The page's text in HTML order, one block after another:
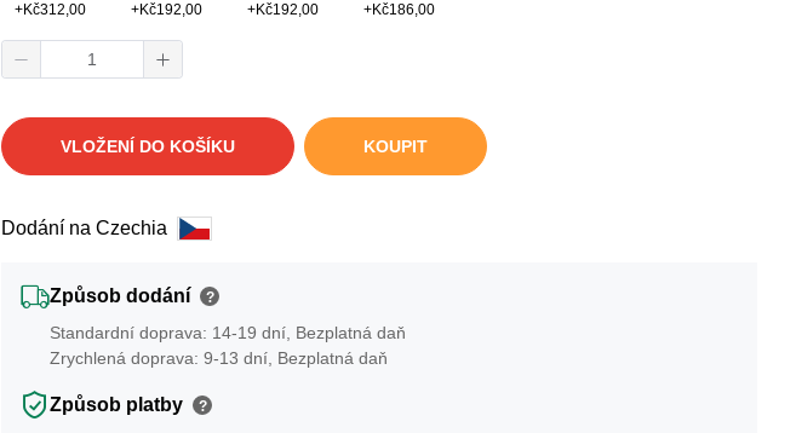
+Kč312,00 +Kč192,00 +Kč192,00 +Kč186,00
VLOŽENÍ DO KOŠÍKU KOUPIT
Dodání na Czechia
Způsob dodání ?
Standardní doprava: 14-19 dní, Bezplatná daň
Zrychlená doprava: 9-13 dní, Bezplatná daň
Způsob platby ?